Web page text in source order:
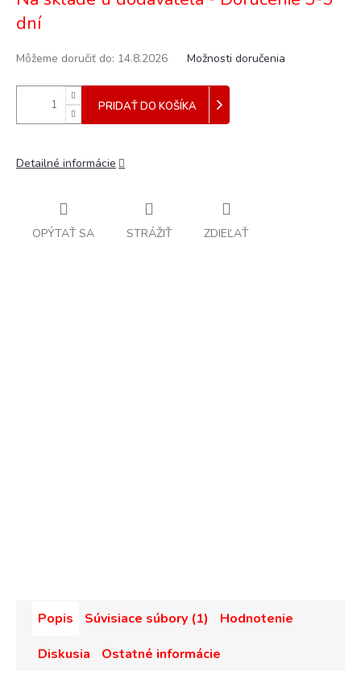
dní
Môžeme doručiť do: 14.8.2026 Možnosti doručenia
PRIDAŤ DO KOŠÍKA
Detailné informácie
OPÝTAŤ SA STRÁŽIŤ ZDIEĽAŤ
Popis Súvisiace súbory (1)
Hodnotenie
Diskusia
Ostatné informácie